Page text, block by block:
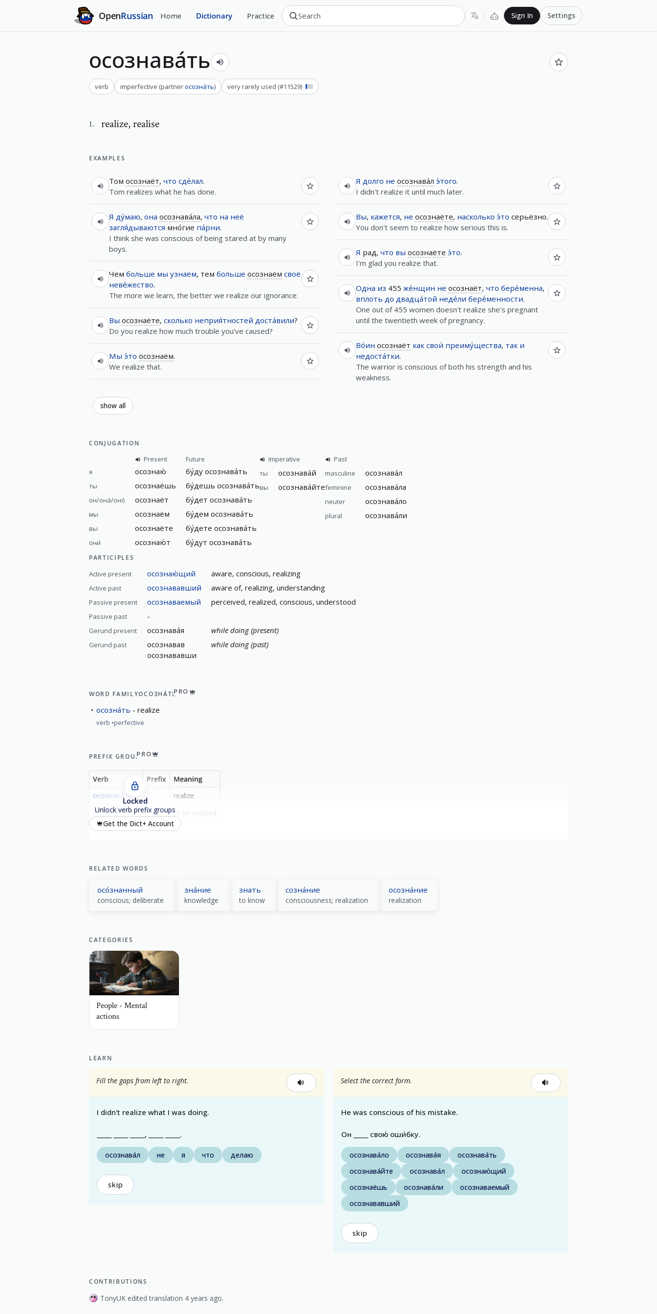
OpenRussian Home Dictionary Practice Sign In Settings
осознава́ть
verb imperfective (partnerосозна́ть) very rarely used (#11529)
1. realize,realise
EXAMPLES
Том осознаёт, что сде́лал.
Tom realizes what he has done.
Я ду́маю, она осознава́ла, что на неё
загля́дываются мно́гие па́рни.
I think she was conscious of being stared at by many
boys.
Чем больше мы узнаём, тем больше осознаём своё
неве́жество.
The more we learn, the better we realize our ignorance.
Вы осознаёте, сколько неприя́тностей доста́вили?
Do you realize how much trouble you've caused?
Мы э́то осознаём.
We realize that.
Я долго не осознава́л э́того.
I didn't realize it until much later.
Вы, кажется, не осознаёте, насколько э́то серьёзно.
You don't seem to realize how serious this is.
Я рад, что вы осознаёте э́то.
I'm glad you realize that.
Одна из 455 же́нщин не осознаёт, что бере́менна,
вплоть до двадца́той неде́ли бере́менности.
One out of 455 women doesn't realize she's pregnant
until the twentieth week of pregnancy.
Во́ин осознаёт как свои́ преиму́щества, так и
недоста́тки.
The warrior is conscious of both his strength and his
weakness.
show all
CONJUGATION
Present
Future
я
осознаю́ бу́ду осознава́ть
ты осознаёшь бу́дешь осознава́ть
он/она́/оно́ осознаёт бу́дет осознава́ть
мы осознаём бу́дем осознава́ть
вы осознаёте бу́дете осознава́ть
они́ осознаю́т бу́дут осознава́ть
Imperative
ты
осознава́й
вы осознава́йте
Past
masculine
осознава́л
feminine осознава́ла
neuter осознава́ло
plural осознава́ли
PARTICIPLES
Active present осознаю́щий aware, conscious, realizing
Active past осознававший aware of, realizing, understanding
Passive present осознаваемый perceived, realized, conscious, understood
Passive past -
Gerund present осознава́я while doing (present)
Gerund past
осознавав
осознававши
while doing (past)
WORD FAMILYОСОЗНА́ТЬPRO
осозна́ть realize
verb perfective
PREFIX GROUPPRO
Verb Prefix
Meaning
осознава́ть
-
realize
осознава́ться
- to be realized
Locked
Unlock verb prefix groups
Get the Dict+ Account
RELATED WORDS
осо́знанный
conscious; deliberate
зна́ние
knowledge
знать
to know
созна́ние
consciousness; realization
осозна́ние
realization
CATEGORIES
People - Mental
actions
LEARN
Fill the gaps from left to right.
I didn't realize what I was doing.
_____ _____ _____, _____ _____.
осознава́л не я что делаю
skip
Select the correct form.
He was conscious of his mistake.
Он _____ свою́ оши́бку.
осознава́ло осознава́я
осознава́ть
осознава́йте
осознава́л
осознаю́щий
осознаёшь
осознава́ли
осознаваемый
осознававший
skip
CONTRIBUTIONS
TonyUK edited translation 4 years ago.